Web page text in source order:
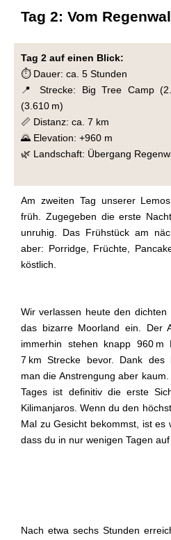
Tag 2: Vom
Tag 2 auf einen Blick:
⏱️ Dauer: ca. 5 Stunden
📍 Strecke: Big Tree Camp
(3.610 m)
📏 Distanz: ca. 7 km
🌄 Elevation: +960 m
🌿 Landschaft: Übergang
Am zweiten Tag unserer
früh. Zugegeben die erste
unruhig. Das Frühstück am
aber: Porridge, Früchte,
köstlich.
Wir verlassen heute den
das bizarre Moorland ein. Der
immerhin stehen knapp 960 m
7 km Strecke bevor. Dank des
man die Anstrengung aber
Tages ist definitiv die erste
Kilimanjaros. Wenn du den
Mal zu Gesicht bekommst, ist es
dass du in nur wenigen Tagen
Nach etwa sechs Stunden